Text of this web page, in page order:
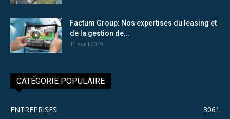
Factum Group: Nos expertises du leasing et
de la gestion de...
10 avril 2019
CATÉGORIE POPULAIRE
ENTREPRISES
3061